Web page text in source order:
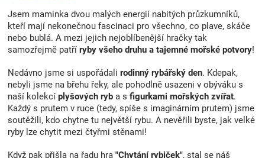
p
r
v
k
y
v
ý
p
i
s
u
Jsem maminka dvou malých energií nabitých průzkumníků,
kteří mají nekonečnou fascinaci pro všechno, co plave, skáče
nebo bublá. A mezi jejich nejoblíbenější hračky tak
samozřejmě patří ryby všeho druhu a tajemné mořské potvory!
Nedávno jsme si uspořádali rodinný rybářský den. Kdepak,
nebyli jsme na břehu řeky, ale pohodlně usazeni v obýváku s
naší kolekcí plyšových ryb a s figurkami mořských zvířat.
Každý s prutem v ruce (tedy, spíše s imaginárním prutem) jsme
soutěžili, kdo chytne tu největší rybu. A nevěřili byste, jak velké
ryby lze chytit mezi čtyřmi stěnami!
Když pak přišla na řadu hra "Chytání rybiček", stal se náš